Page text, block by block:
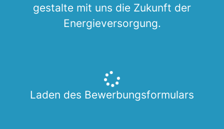
gestalte mit uns die Zukunft der
Energieversorgung.
Laden des Bewerbungsformulars